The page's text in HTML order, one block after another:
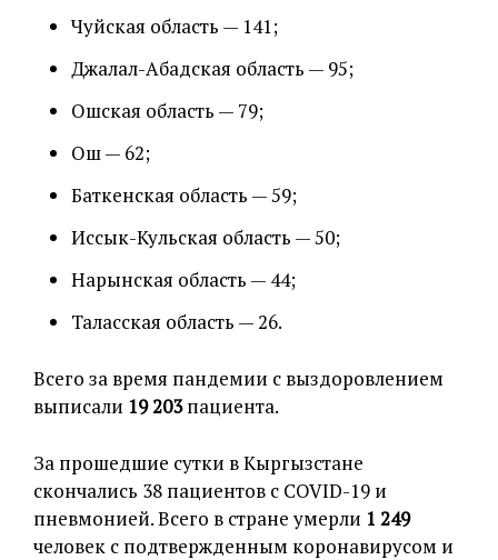
Чуйская область — 141;
Джалал-Абадская область — 95;
Ошская область — 79;
Ош — 62;
Баткенская область — 59;
Иссык-Кульская область — 50;
Нарынская область — 44;
Таласская область — 26.
Всего за время пандемии с выздоровлением
выписали 19 203пациента.
За прошедшие сутки в Кыргызстане
скончались 38 пациентов с COVID-19 и
пневмонией. Всего в стране умерли 1 249
человек с подтвержденным коронавирусом и